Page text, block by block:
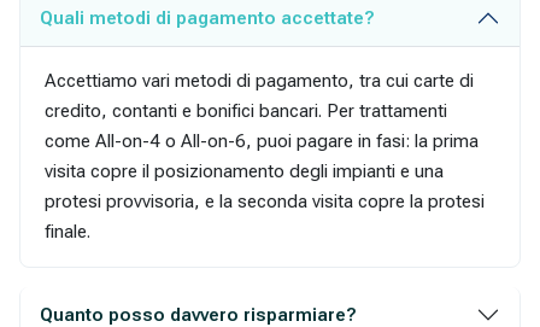
Quali metodi di pagamento accettate?
Accettiamo vari metodi di pagamento, tra cui carte di
credito, contanti e bonifici bancari. Per trattamenti
come All-on-4 o All-on-6, puoi pagare in fasi: la prima
visita copre il posizionamento degli impianti e una
protesi provvisoria, e la seconda visita copre la protesi
finale.
Quanto posso davvero risparmiare?